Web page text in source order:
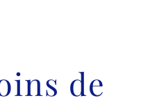
de